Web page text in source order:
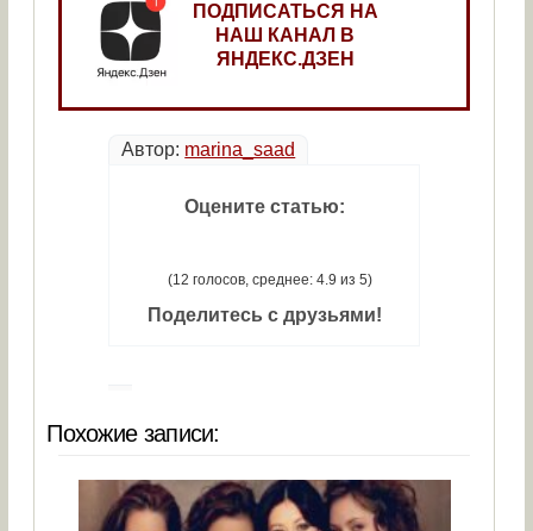
ПОДПИСАТЬСЯ НА
НАШ КАНАЛ В
ЯНДЕКС.ДЗЕН
Автор: marina_saad
Оцените статью:
(12 голосов, среднее: 4.9 из 5)
Поделитесь с друзьями!
Похожие записи: